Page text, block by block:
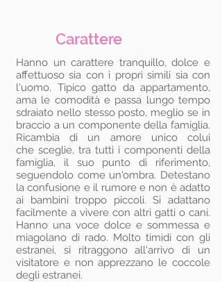
Carattere
Hanno un carattere tranquillo, dolce e
affettuoso sia con i propri simili sia con
l'uomo. Tipico gatto da appartamento,
ama le comodità e passa lungo tempo
sdraiato nello stesso posto, meglio se in
braccio a un componente della famiglia.
Ricambia di un amore unico colui
che sceglie, tra tutti i componenti della
famiglia, il suo punto di riferimento,
seguendolo come un'ombra. Detestano
la confusione e il rumore e non è adatto
ai bambini troppo piccoli. Si adattano
facilmente a vivere con altri gatti o cani.
Hanno una voce dolce e sommessa e
miagolano di rado. Molto timidi con gli
estranei, si ritraggono all'arrivo di un
visitatore e non apprezzano le coccole
degli estranei.